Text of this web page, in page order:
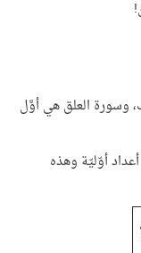
وسورة العلق هي أوَّل
أعداد أوّليّة وهذه